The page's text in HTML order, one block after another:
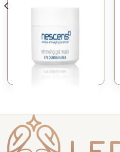
CHĂM SÓC VÙNG MẮT VÀ MÔI
[NESCENS] RENEWING
GEL MASK – EYE
CONTOUR AREA